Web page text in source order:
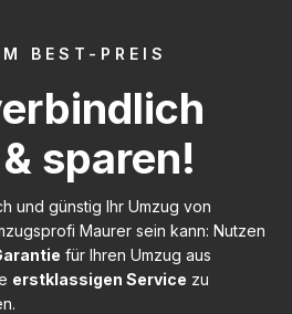
BEST-PREIS
sparen!
und günstig Ihr Umzug von
Maurer sein kann: Nutzen
für Ihren Umzug aus
erstklassigen Service zu